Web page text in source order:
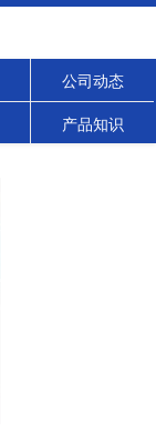
公司动态
产品知识